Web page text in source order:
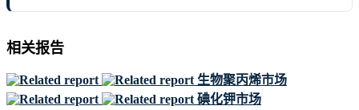
相关报告
生物聚丙烯市场
碘化钾市场